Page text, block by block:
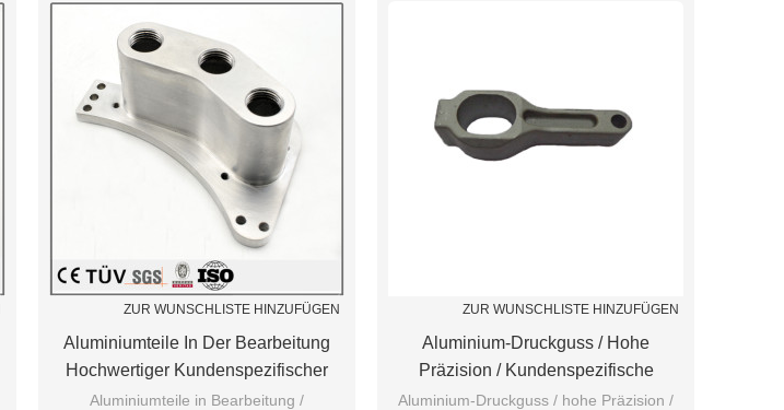
ZUR WUNSCHLISTE HINZUFÜGEN
Aluminiumteile In Der Bearbeitung
Hochwertiger Kundenspezifischer
Bearbeitungsservice Hochwertige
Aluminiumteile in Bearbeitung /
ZUR WUNSCHLISTE HINZUFÜGEN
Aluminium-Druckguss / Hohe
Präzision / Kundenspezifische
Aluminiumteile / Gute
Aluminium-Druckguss / hohe Präzision /